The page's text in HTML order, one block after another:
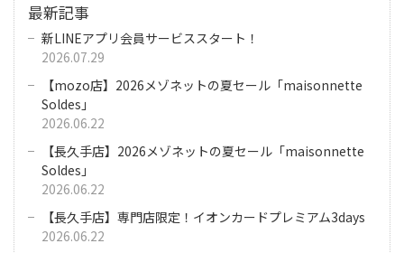
最新記事
新LINEアプリ会員サービススタート！
2026.07.29
【mozo店】2026メゾネットの夏セール「maisonnette
Soldes」
2026.06.22
【長久手店】2026メゾネットの夏セール「maisonnette
Soldes」
2026.06.22
【長久手店】専門店限定！イオンカードプレミアム3days
2026.06.22